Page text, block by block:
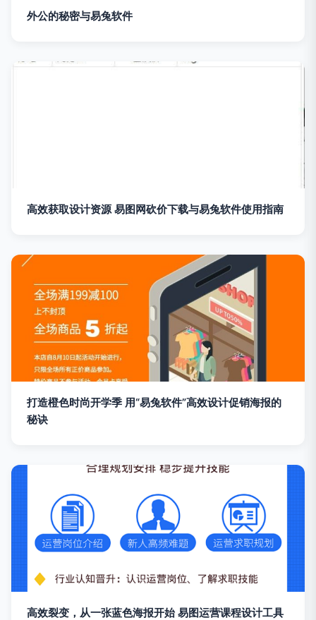
外公的秘密与易兔软件
高效获取设计资源 易图网砍价下载与易兔软件使用指南
打造橙色时尚开学季 用“易兔软件”高效设计促销海报的
秘诀
高效裂变，从一张蓝色海报开始 易图运营课程设计工具